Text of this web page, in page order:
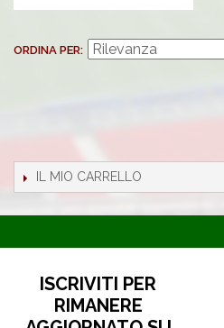
ORDINA PER
IL MIO CARRELLO
ISCRIVITI PER
RIMANERE